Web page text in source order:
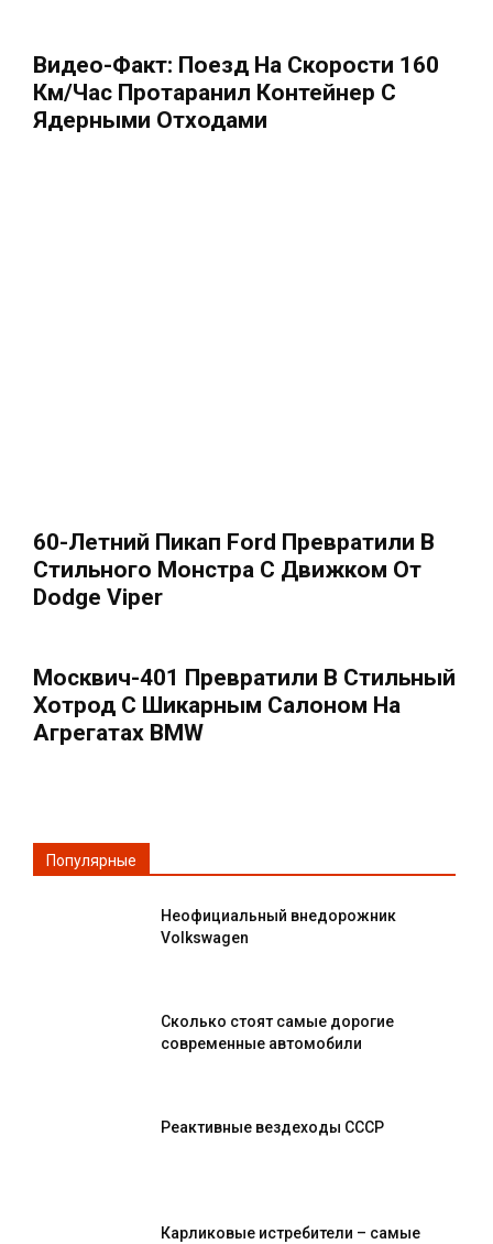
Видео-Факт: Поезд На Скорости 160
Км/час Протаранил Контейнер С
Ядерными Отходами
60-Летний Пикап Ford Превратили В
Стильного Монстра С Движком От
Dodge Viper
Москвич-401 Превратили В Стильный
Хотрод С Шикарным Салоном На
Агрегатах BMW
Популярные
Неофициальный внедорожник
Volkswagen
Сколько стоят самые дорогие
современные автомобили
Реактивные вездеходы СССР
Карликовые истребители – самые